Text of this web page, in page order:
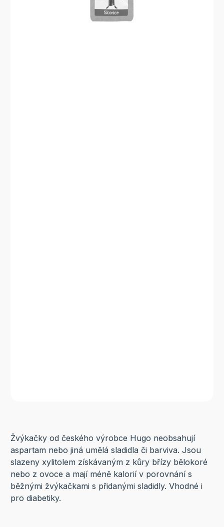
Žvýkačky od českého výrobce Hugo neobsahují
aspartam nebo jiná umělá sladidla či barviva. Jsou
slazeny xylitolem získávaným z kůry břízy bělokoré
nebo z ovoce a mají méně kalorií v porovnání s
běžnými žvýkačkami s přidanými sladidly. Vhodné i
pro diabetiky.